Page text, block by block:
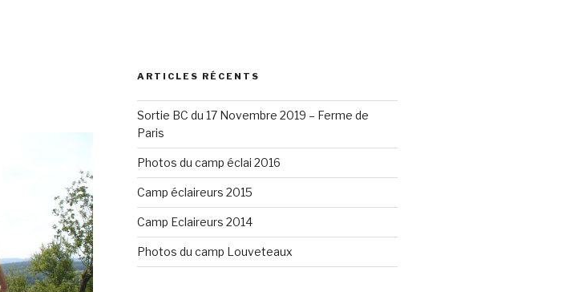
ARTICLES RÉCENTS
Sortie BC du 17 Novembre 2019 – Ferme de
Paris
Photos du camp éclai 2016
Camp éclaireurs 2015
Camp Eclaireurs 2014
Photos du camp Louveteaux